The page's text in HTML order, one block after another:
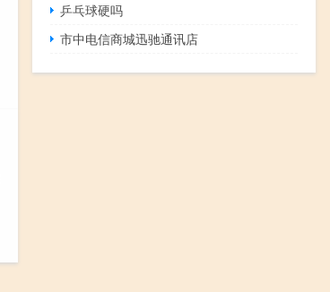
乒乓球硬吗
市中电信商城迅驰通讯店